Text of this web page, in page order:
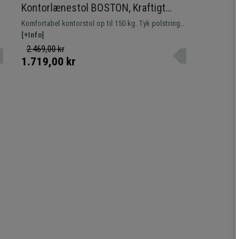
Kontorlænestol BOSTON, Kraftigt
Polstret, Meget Holdbar op til 150 kg!,
Stålstruktur, i Sort
Komfortabel kontorstol op til 150 kg. Tyk polstring
betrukket med læder. Robust metalfod.
[+Info]
2.469,00 kr
1.719,00 kr